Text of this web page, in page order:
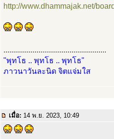
http://www.dhammajak.net/
.....................................................
"พุทโธ .. พุทโธ .. พุทโธ"
ภาวนาวันละนิด จิตแจ่มใส
เมื่อ: 14 พ.ย. 2023, 10:49